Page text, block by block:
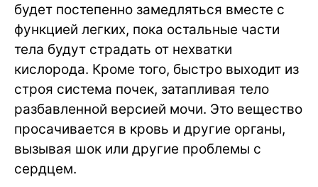
будет постепенно замедляться вместе с
функцией легких, пока остальные части
тела будут страдать от нехватки
кислорода. Кроме того, быстро выходит из
строя система почек, затапливая тело
разбавленной версией мочи. Это вещество
просачивается в кровь и другие органы,
вызывая шок или другие проблемы с
сердцем.